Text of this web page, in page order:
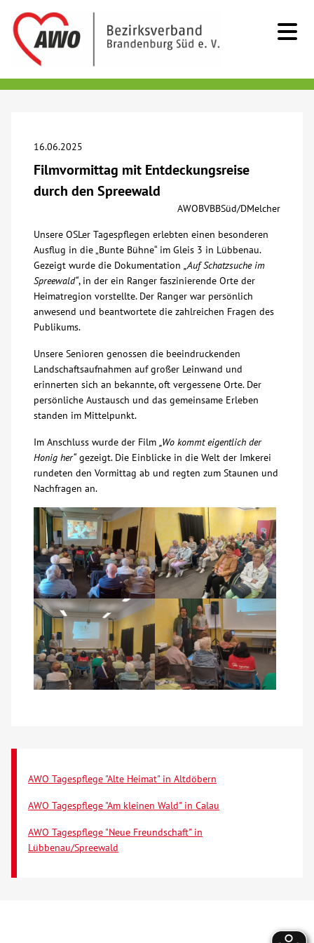
Menschen mit Behinderung
Begegnung
Bildung
Veranstaltungen
Spenden
Mitmachen
Ausbildung
Glossar
Suche
Kontakt
16.06.2025
Filmvormittag mit Entdeckungsreise
durch den Spreewald
AWOBVBBSüd/DMelcher
Unsere OSLer Tagespflegen erlebten einen besonderen
Ausflug in die „Bunte Bühne“ im Gleis 3 in Lübbenau.
Gezeigt wurde die Dokumentation „Auf Schatzsuche im
Spreewald“, in der ein Ranger faszinierende Orte der
Heimatregion vorstellte. Der Ranger war persönlich
anwesend und beantwortete die zahlreichen Fragen des
Publikums.
Unsere Senioren genossen die beeindruckenden
Landschaftsaufnahmen auf großer Leinwand und
erinnerten sich an bekannte, oft vergessene Orte. Der
persönliche Austausch und das gemeinsame Erleben
standen im Mittelpunkt.
Im Anschluss wurde der Film „Wo kommt eigentlich der
Honig her“gezeigt. Die Einblicke in die Welt der Imkerei
rundeten den Vormittag ab und regten zum Staunen und
Nachfragen an.
AWO Tagespflege "Alte Heimat" in Altdöbern
AWO Tagespflege "Am kleinen Wald" in Calau
AWO Tagespflege "Neue Freundschaft" in
Lübbenau/Spreewald